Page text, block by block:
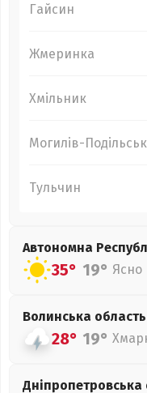
Гайсин
Жмеринка
Хмільник
Могилів-
Тульчин
Автономна
35° 19° Ясно
Волинська область
28° 19°
Дніпропетровська